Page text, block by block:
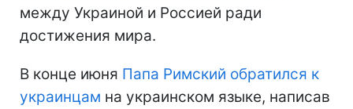
между Украиной и Россией ради
достижения мира.
В конце июня Папа Римский обратился к
украинцам на украинском языке, написав